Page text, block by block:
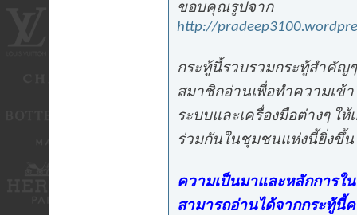
ขอบคุณรูปจาก
http://
กระทู้นี้รวบรวมกระทู้สำคัญ
สมาชิกอ่านเพื่อทำความเข้
ระบบและเครื่องมือต่างๆ ให้
ร่วมกันในชุมชนแห่งนี้ยิ่งขึ้น
ความเป็นมาและหลักการใ
สามารถอ่านได้จากกระทู้นี้